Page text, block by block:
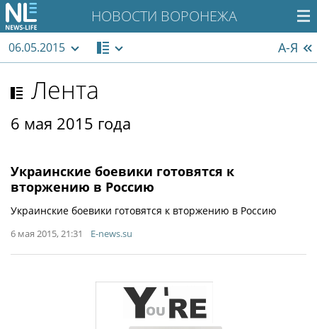
НОВОСТИ ВОРОНЕЖА
06.05.2015 А-Я
Лента
6 мая 2015 года
Украинские боевики готовятся к
вторжению в Россию
Украинские боевики готовятся к вторжению в Россию
6 мая 2015, 21:31 E-news.su